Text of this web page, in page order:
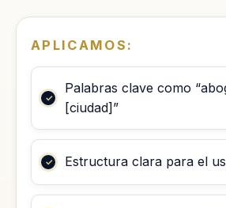
APLICAMOS:
Palabras clave como
[ciudad]”
Estructura clara para el